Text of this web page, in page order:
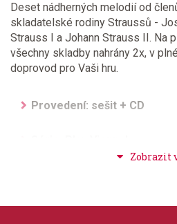
Deset nádherných melodií od
skladatelské rodiny Straussů -
Strauss I a Johann Strauss II. Na
všechny skladby nahrány 2x, v
doprovod pro Vaši hru.
Provedení: sešit + CD
Velikost (rozměr): 23 x 30